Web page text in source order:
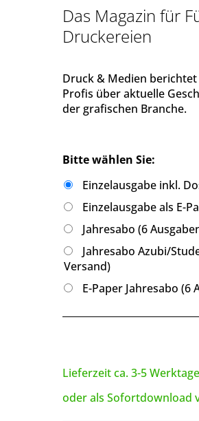
Das Magazin für
Druckereien
Druck & Medien
Profis über aktuelle
der grafischen Branche.
Bitte wählen Sie:
Einzelausgabe inkl.
Einzelausgabe als E-
Jahresabo (6
Jahresabo Azubi/
Versand)
E-Paper Jahresabo (6
Lieferzeit ca. 3-5 Werktage
oder als Sofortdownload